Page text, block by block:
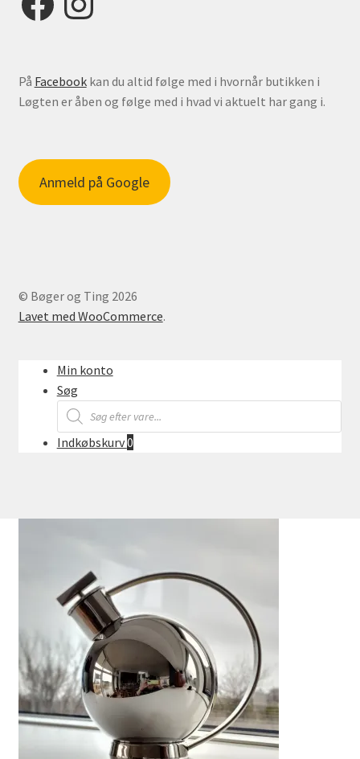
På Facebookkan du altid følge med i hvornår butikken i
Løgten er åben og følge med i hvad vi aktuelt har gang i.
Anmeld på Google
© Bøger og Ting 2026
Lavet med WooCommerce.
Min konto
Søg
Products
search
Indkøbskurv0